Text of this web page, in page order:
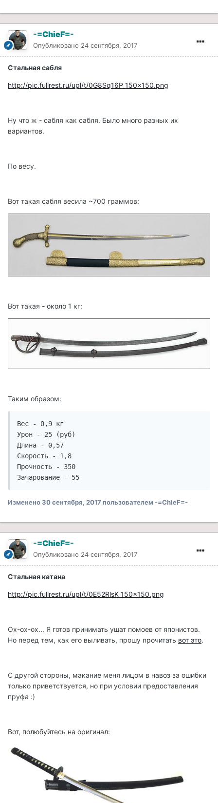
-=ChieF=-
Опубликовано 24 сентября, 2017
Стальная сабля
http://pic.fullrest.ru/upl/t/0G8Sq16P_150x150.png
Ну что ж - сабля как сабля. Было много разных их
вариантов.
По весу.
Вот такая сабля весила ~700 граммов:
Вот такая - около 1 кг:
Таким образом:
Вес - 0,9 кг
Урон - 25 (руб)
Длина - 0,57
Скорость - 1,8
Прочность - 350
Зачарование - 55
Изменено30 сентября, 2017 пользователем -=ChieF=-
-=ChieF=-
Опубликовано 24 сентября, 2017
Стальная катана
http://pic.fullrest.ru/upl/t/0E52RlsK_150x150.png
Ох-ох-ох... Я готов принимать ушат помоев от японистов.
Но перед тем, как его выливать, прошу прочитать вот это.
С другой стороны, макание меня лицом в навоз за ошибки
только приветствуется, но при условии предоставления
пруфа :)
Вот, полюбуйтесь на оригинал: